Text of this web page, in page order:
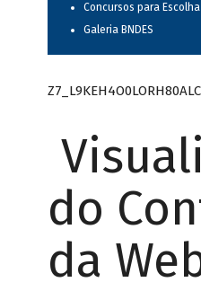
Concursos para
Galeria BNDES
do
da